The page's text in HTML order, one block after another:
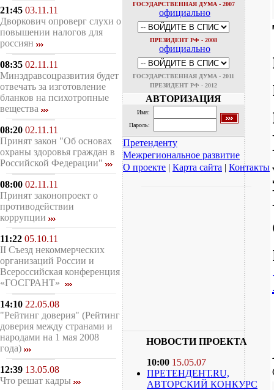
21:45 03.11.11
Дворкович опроверг слухи о
повышении налогов для
россиян
08:35 02.11.11
Минздравсоцразвития будет
отвечать за изготовление
бланков на психотропные
вещества
08:20 02.11.11
Принят закон "Об основах
охраны здоровья граждан в
Российской Федерации"
08:00 02.11.11
Принят законопроект о
противодействии
коррупции
11:22 05.10.11
II Съезд некоммерческих
организаций России и
Всероссийская конференция
«ГОСГРАНТ»
14:10 22.05.08
"Рейтинг доверия" (Рейтинг
доверия между странами и
народами на 1 мая 2008
года)
12:39 13.05.08
Что решат кадры
ГОСУДАРСТВЕННАЯ ДУМА - 2007
официально
ПРЕЗИДЕНТ РФ - 2008
официально
ГОСУДАРСТВЕННАЯ ДУМА - 2011
ПРЕЗИДЕНТ РФ - 2012
АВТОРИЗАЦИЯ
Имя:
Пароль:
Претенденту
Межрегиональное развитие
О проекте | Карта сайта | Контакты
НОВОСТИ ПРОЕКТА
10:00 15.05.07
ПРЕТЕНДЕНТ.RU,
АВТОРСКИЙ КОНКУРС